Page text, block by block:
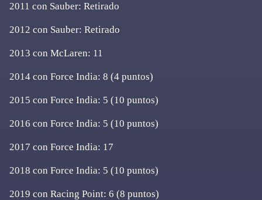
2011 con Sauber: Retirado
2012 con Sauber: Retirado
2013 con McLaren: 11
2014 con Force India: 8 (4 puntos)
2015 con Force India: 5 (10 puntos)
2016 con Force India: 5 (10 puntos)
2017 con Force India: 17
2018 con Force India: 5 (10 puntos)
2019 con Racing Point: 6 (8 puntos)